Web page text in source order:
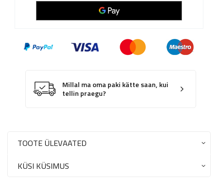
Millal ma oma paki kätte saan, kui
tellin praegu?
TOOTE ÜLEVAATED
KÜSI KÜSIMUS